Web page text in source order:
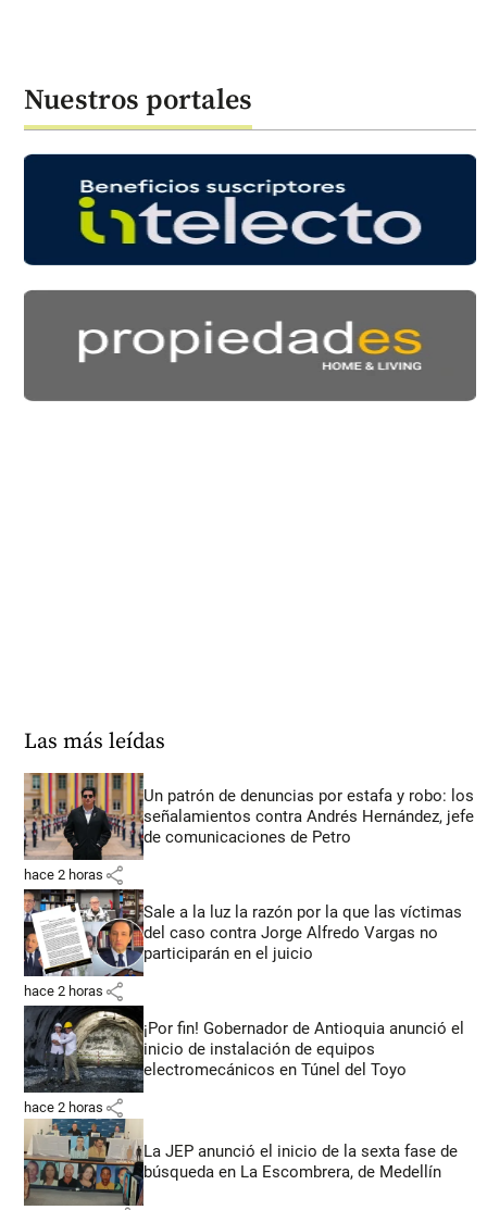
Nuestros portales
Las más leídas
Un patrón de denuncias por estafa y robo: los
señalamientos contra Andrés Hernández, jefe
de comunicaciones de Petro
hace 2 horas share
Sale a la luz la razón por la que las víctimas
del caso contra Jorge Alfredo Vargas no
participarán en el juicio
hace 2 horas share
¡Por fin! Gobernador de Antioquia anunció el
inicio de instalación de equipos
electromecánicos en Túnel del Toyo
hace 2 horas share
La JEP anunció el inicio de la sexta fase de
búsqueda en La Escombrera, de Medellín